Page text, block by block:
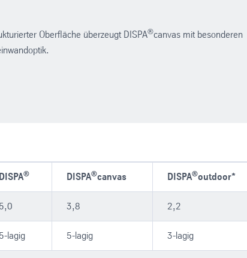
Oberfläche überzeugt DISPA®canvas mit besonderen
DISPA® DISPA®canvas DISPA®outdoor*
5,0 3,8 2,2
5-lagig 5-lagig 3-lagig